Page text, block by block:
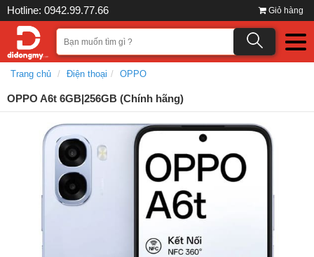
Hotline: 0942.99.77.66 Giỏ hàng
Trang chủ Điện thoại OPPO
OPPO A6t 6GB|256GB (Chính hãng)